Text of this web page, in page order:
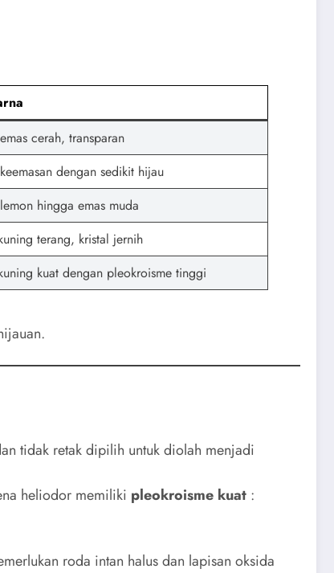
cerah, transparan
dengan sedikit hijau
hingga emas muda
terang, kristal jernih
kuat dengan pleokroisme tinggi
tidak retak dipilih untuk diolah menjadi
heliodor memiliki pleokroisme kuat :
roda intan halus dan lapisan oksida